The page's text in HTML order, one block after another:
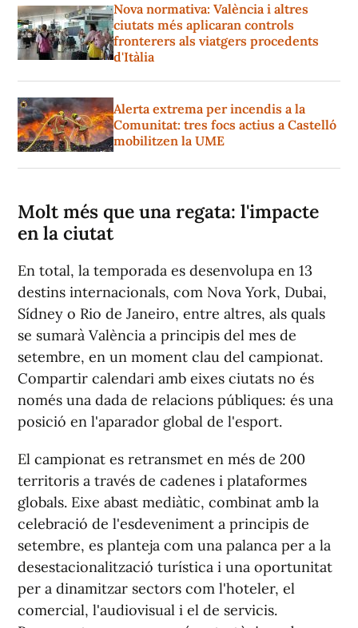
Nova normativa: València i altres
ciutats més aplicaran controls
fronterers als viatgers procedents
d'Itàlia
Alerta extrema per incendis a la
Comunitat: tres focs actius a Castelló
mobilitzen la UME
Molt més que una regata: l'impacte
en la ciutat
En total, la temporada es desenvolupa en 13
destins internacionals, com Nova York, Dubai,
Sídney o Rio de Janeiro, entre altres, als quals
se sumarà València a principis del mes de
setembre, en un moment clau del campionat.
Compartir calendari amb eixes ciutats no és
només una dada de relacions públiques: és una
posició en l'aparador global de l'esport.
El campionat es retransmet en més de 200
territoris a través de cadenes i plataformes
globals. Eixe abast mediàtic, combinat amb la
celebració de l'esdeveniment a principis de
setembre, es planteja com una palanca per a la
desestacionalització turística i una oportunitat
per a dinamitzar sectors com l'hoteler, el
comercial, l'audiovisual i el de servicis.